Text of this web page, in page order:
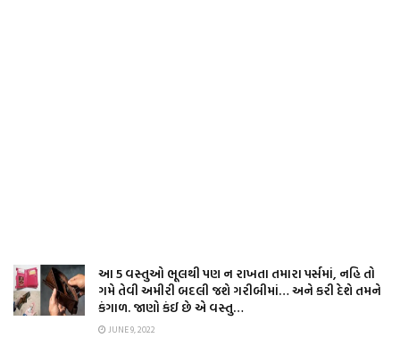
આ 5 વસ્તુઓ ભૂલથી પણ ન રાખતા તમારા પર્સમાં, નહિ તો
ગમે તેવી અમીરી બદલી જશે ગરીબીમાં… અને કરી દેશે તમને
કંગાળ. જાણો કંઈ છે એ વસ્તુ…
JUNE 9, 2022